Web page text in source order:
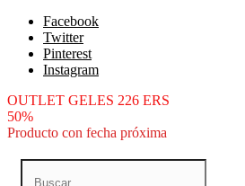
Facebook
Twitter
Pinterest
Instagram
OUTLET GELES 226 ERS
50%
Producto con fecha próxima